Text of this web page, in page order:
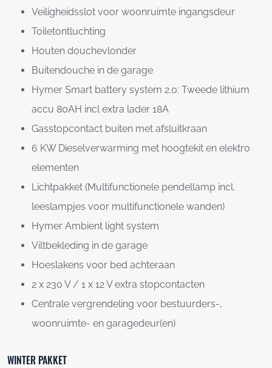
Veiligheidsslot voor woonruimte ingangsdeur
Toiletontluchting
Houten douchevlonder
Buitendouche in de garage
Hymer Smart battery system 2.0: Tweede lithium
accu 80AH incl extra lader 18A
Gasstopcontact buiten met afsluitkraan
6 KW Dieselverwarming met hoogtekit en elektro
elementen
Lichtpakket (Multifunctionele pendellamp incl.
leeslampjes voor multifunctionele wanden)
Hymer Ambient light system
Viltbekleding in de garage
Hoeslakens voor bed achteraan
2 x 230 V / 1 x 12 V extra stopcontacten
Centrale vergrendeling voor bestuurders-,
woonruimte- en garagedeur(en)
WINTER PAKKET